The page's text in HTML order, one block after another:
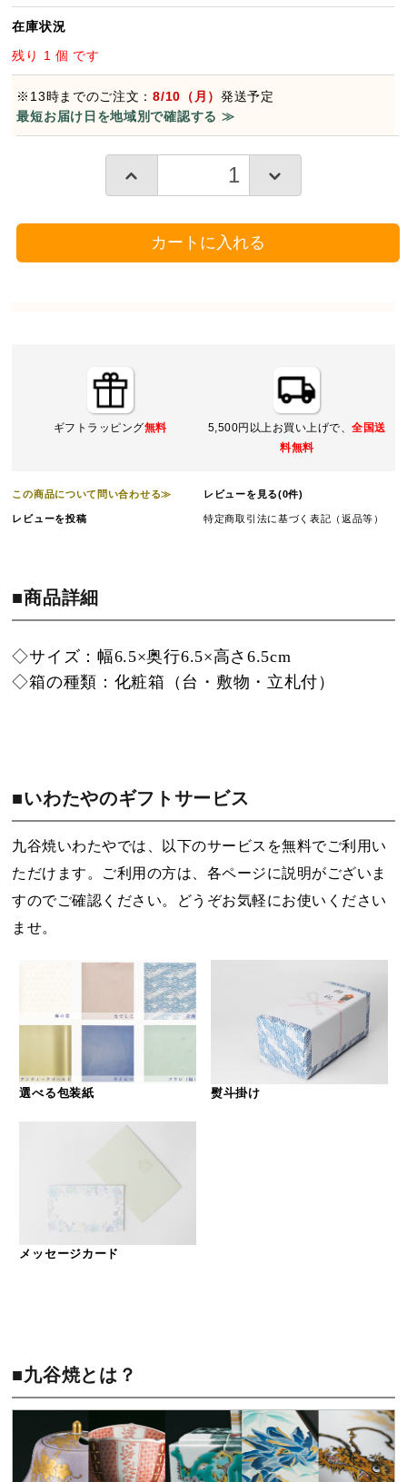
在庫状況
残り 1 個 です
※13時までのご注文：8/10（月）発送予定
最短お届け日を地域別で確認する ≫
カートに入れる
ギフトラッピング無料 5,500円以上お買い上げで、全国送
料無料
この商品について問い合わせる≫ レビューを見る(0件)
レビューを投稿 特定商取引法に基づく表記（返品等）
■商品詳細
◇サイズ：幅6.5×奥行6.5×高さ6.5cm
◇箱の種類：化粧箱（台・敷物・立札付）
■いわたやのギフトサービス
九谷焼いわたやでは、以下のサービスを無料でご利用い
ただけます。ご利用の方は、各ページに説明がございま
すのでご確認ください。どうぞお気軽にお使いください
ませ。
選べる包装紙 熨斗掛け
メッセージカード
■九谷焼とは？